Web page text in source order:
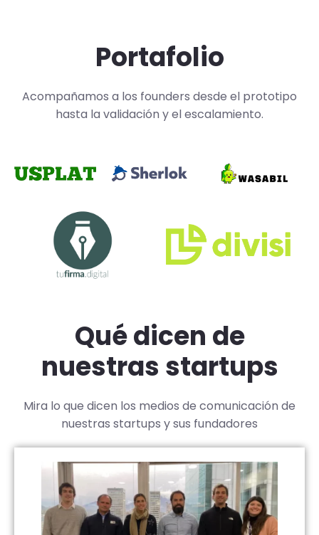
Portafolio
Acompañamos a los founders desde el prototipo
hasta la validación y el escalamiento.
Qué dicen de
nuestras startups
Mira lo que dicen los medios de comunicación de
nuestras startups y sus fundadores